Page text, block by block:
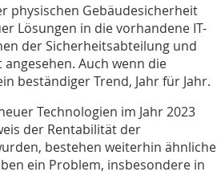
physischen Gebäudesicherheit
Lösungen in die vorhandene IT-
der Sicherheitsabteilung und
Auch wenn die
beständiger Trend, Jahr für Jahr.
Technologien im Jahr 2023
der Rentabilität der
bestehen weiterhin ähnliche
ein Problem, insbesondere in